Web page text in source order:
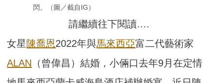
閃。（圖／截自IG）
請繼續往下閱讀….
女星陳喬恩2022年與馬來西亞富二代藝術家
ALAN （曾偉昌）結婚，小倆口去年9月在定情